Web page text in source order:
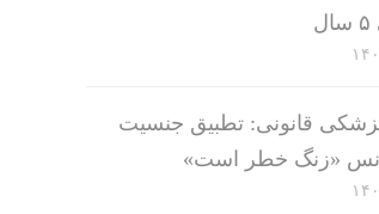
قانونی: تطبیق جنسیت
«زنگ خطر است»